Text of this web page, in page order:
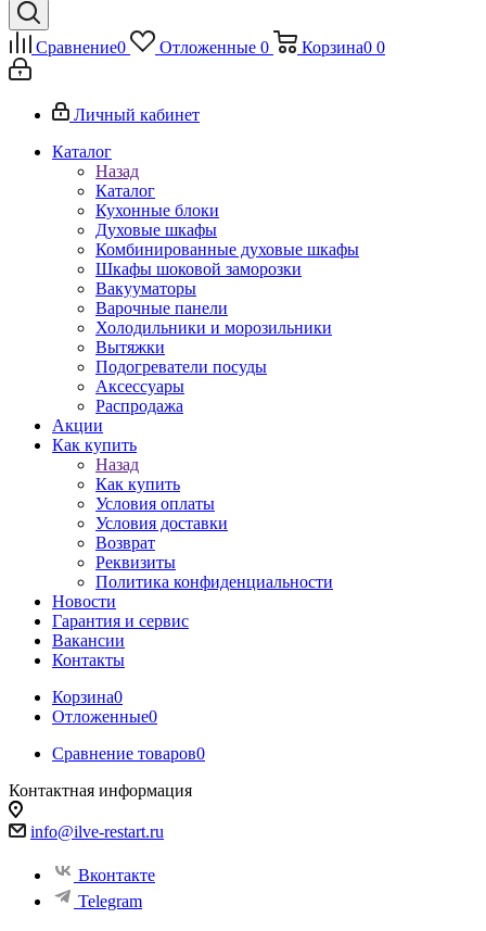
Сравнение0 Отложенные 0 Корзина0 0
Личный кабинет
Каталог
Назад
Каталог
Кухонные блоки
Духовые шкафы
Комбинированные духовые шкафы
Шкафы шоковой заморозки
Вакууматоры
Варочные панели
Холодильники и морозильники
Вытяжки
Подогреватели посуды
Аксессуары
Распродажа
Акции
Как купить
Назад
Как купить
Условия оплаты
Условия доставки
Возврат
Реквизиты
Политика конфиденциальности
Новости
Гарантия и сервис
Вакансии
Контакты
Корзина0
Отложенные0
Сравнение товаров0
Контактная информация
info@ilve-restart.ru
Вконтакте
Telegram